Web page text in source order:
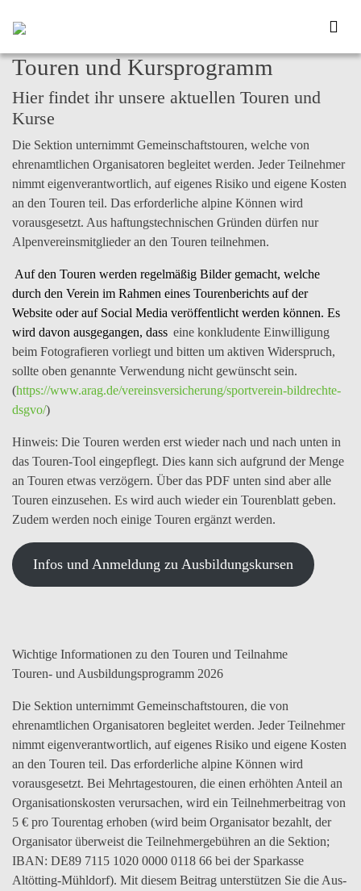
Touren und Kursprogramm
Hier findet ihr unsere aktuellen Touren und
Kurse
Die Sektion unternimmt Gemeinschaftstouren, welche von
ehrenamtlichen Organisatoren begleitet werden. Jeder Teilnehmer
nimmt eigenverantwortlich, auf eigenes Risiko und eigene Kosten
an den Touren teil. Das erforderliche alpine Können wird
vorausgesetzt. Aus haftungstechnischen Gründen dürfen nur
Alpenvereinsmitglieder an den Touren teilnehmen.
Auf den Touren werden regelmäßigBildergemacht, welche
durch den Verein im Rahmen eines Tourenberichts auf der
Website oder auf Social Media veröffentlicht werden können. Es
wird davon ausgegangen, dass eine konkludente Einwilligung
beim Fotografieren vorliegt und bitten um aktiven Widerspruch,
sollte oben genannte Verwendung nicht gewünscht sein.
(https://www.arag.de/vereinsversicherung/sportverein-bildrechte-
dsgvo/)
Hinweis: Die Touren werden erst wieder nach und nach unten in
das Touren-Tool eingepflegt. Dies kann sich aufgrund der Menge
an Touren etwas verzögern. Über das PDF unten sind aber alle
Touren einzusehen. Es wird auch wieder ein Tourenblatt geben.
Zudem werden noch einige Touren ergänzt werden.
Infos und Anmeldung zu Ausbildungskursen
Wichtige Informationen zu den Touren und Teilnahme
Touren- und Ausbildungsprogramm 2026
Die Sektion unternimmt Gemeinschaftstouren, die von
ehrenamtlichen Organisatoren begleitet werden. Jeder Teilnehmer
nimmt eigenverantwortlich, auf eigenes Risiko und eigene Kosten
an den Touren teil. Das erforderliche alpine Können wird
vorausgesetzt. Bei Mehrtagestouren, die einen erhöhten Anteil an
Organisationskosten verursachen, wird ein Teilnehmerbeitrag von
5 € pro Tourentag erhoben (wird beim Organisator bezahlt, der
Organisator überweist die Teilnehmergebühren an die Sektion;
IBAN: DE89 7115 1020 0000 0118 66 bei der Sparkasse
Altötting-Mühldorf). Mit diesem Beitrag unterstützen Sie die Aus-